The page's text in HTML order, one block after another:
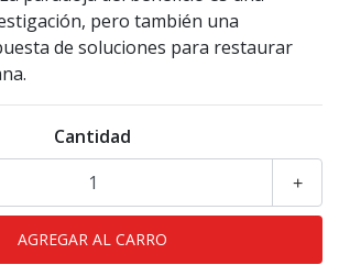
pero también una
de soluciones para restaurar
Cantidad
+